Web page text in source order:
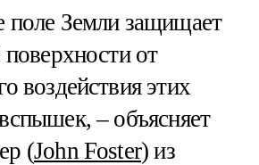
поле Земли защищает
от
воздействия этих
– объясняет
(John Foster) из